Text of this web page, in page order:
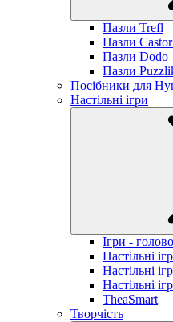
Пазли Trefl
Пазли
Пазли Dodo
Пазли
Посібники для
Настільні ігри
Ігри -
Настільні
Настільні
Настільні
TheaSmart
Творчість